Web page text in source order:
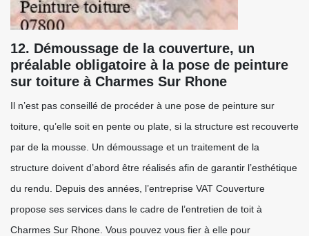
12. Démoussage de la couverture, un
préalable obligatoire à la pose de peinture
sur toiture à Charmes Sur Rhone
Il n’est pas conseillé de procéder à une pose de peinture sur
toiture, qu’elle soit en pente ou plate, si la structure est recouverte
par de la mousse. Un démoussage et un traitement de la
structure doivent d’abord être réalisés afin de garantir l’esthétique
du rendu. Depuis des années, l’entreprise VAT Couverture
propose ses services dans le cadre de l’entretien de toit à
Charmes Sur Rhone. Vous pouvez vous fier à elle pour